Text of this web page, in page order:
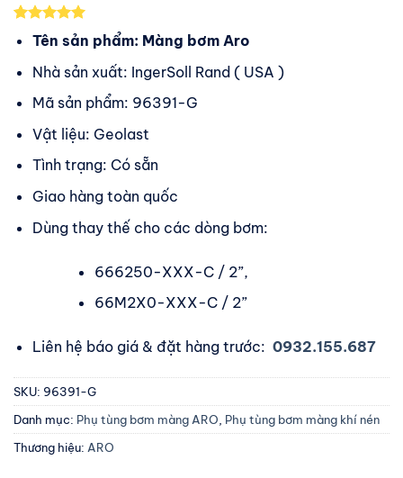
5.00trên 5
dựa trên
Tên sản phẩm: Màng bơm Aro
Nhà sản xuất: IngerSoll Rand ( USA )
Mã sản phẩm: 96391-G
Vật liệu: Geolast
Tình trạng: Có sẵn
Giao hàng toàn quốc
Dùng thay thế cho các dòng bơm:
666250-XXX-C / 2”,
66M2X0-XXX-C / 2”
Liên hệ báo giá & đặt hàng trước: 0932.155.687
SKU: 96391-G
Danh mục: Phụ tùng bơm màng ARO Phụ tùng bơm màng khí nén
Thương hiệu: ARO